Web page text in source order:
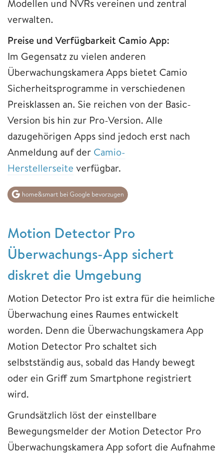
Modellen und NVRs vereinen und zentral
verwalten.
Preise und Verfügbarkeit Camio App:
Im Gegensatz zu vielen anderen
Überwachungskamera Apps bietet Camio
Sicherheitsprogramme in verschiedenen
Preisklassen an. Sie reichen von der Basic-
Version bis hin zur Pro-Version. Alle
dazugehörigen Apps sind jedoch erst nach
Anmeldung auf der Camio-
Herstellerseite verfügbar.
home&smart bei Google bevorzugen
Motion Detector Pro
Überwachungs-App sichert
diskret die Umgebung
Motion Detector Pro ist extra für die heimliche
Überwachung eines Raumes entwickelt
worden. Denn die Überwachungskamera App
Motion Detector Pro schaltet sich
selbstständig aus, sobald das Handy bewegt
oder ein Griff zum Smartphone registriert
wird.
Grundsätzlich löst der einstellbare
Bewegungsmelder der Motion Detector Pro
Überwachungskamera App sofort die Aufnahme